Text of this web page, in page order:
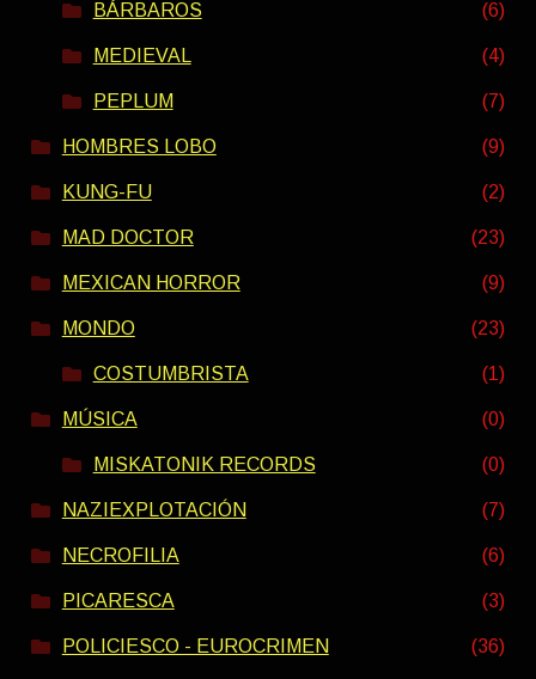
BÁRBAROS (6)
MEDIEVAL (4)
PEPLUM (7)
HOMBRES LOBO (9)
KUNG-FU (2)
MAD DOCTOR (23)
MEXICAN HORROR (9)
MONDO (23)
COSTUMBRISTA (1)
MÚSICA (0)
MISKATONIK RECORDS (0)
NAZIEXPLOTACIÓN (7)
NECROFILIA (6)
PICARESCA (3)
POLICIESCO - EUROCRIMEN (36)